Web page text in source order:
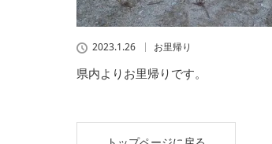
2023.1.26 お里帰り
県内よりお里帰りです。